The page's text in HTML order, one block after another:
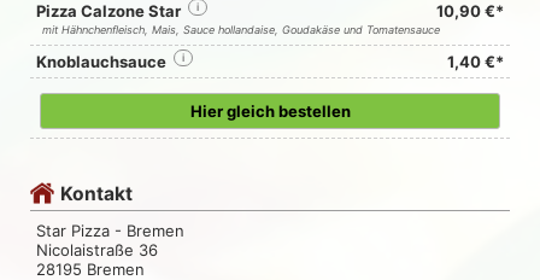
Pizza Calzone Star i 10,90 €*
mit Hähnchenfleisch, Mais, Sauce hollandaise, Goudakäse und Tomatensauce
Knoblauchsauce i 1,40 €*
Hier gleich bestellen
Kontakt
Star Pizza - Bremen
Nicolaistraße 36
28195 Bremen